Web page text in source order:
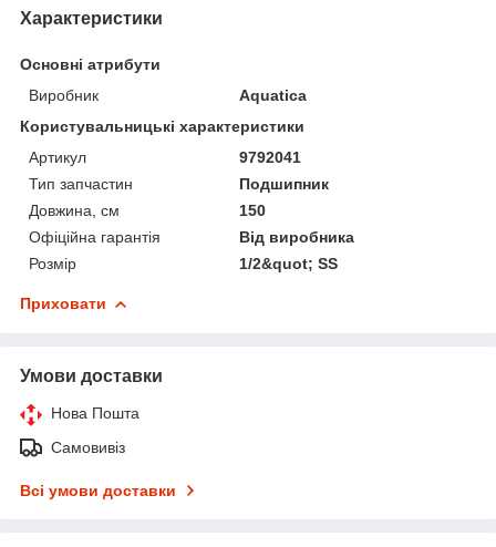
Характеристики
Основні атрибути
Виробник
Aquatica
Користувальницькі характеристики
Артикул
9792041
Тип запчастин
Подшипник
Довжина, см
150
Офіційна гарантія
Від виробника
Розмір
1/2&quot; SS
Приховати
Умови доставки
Нова Пошта
Самовивіз
Всі умови доставки